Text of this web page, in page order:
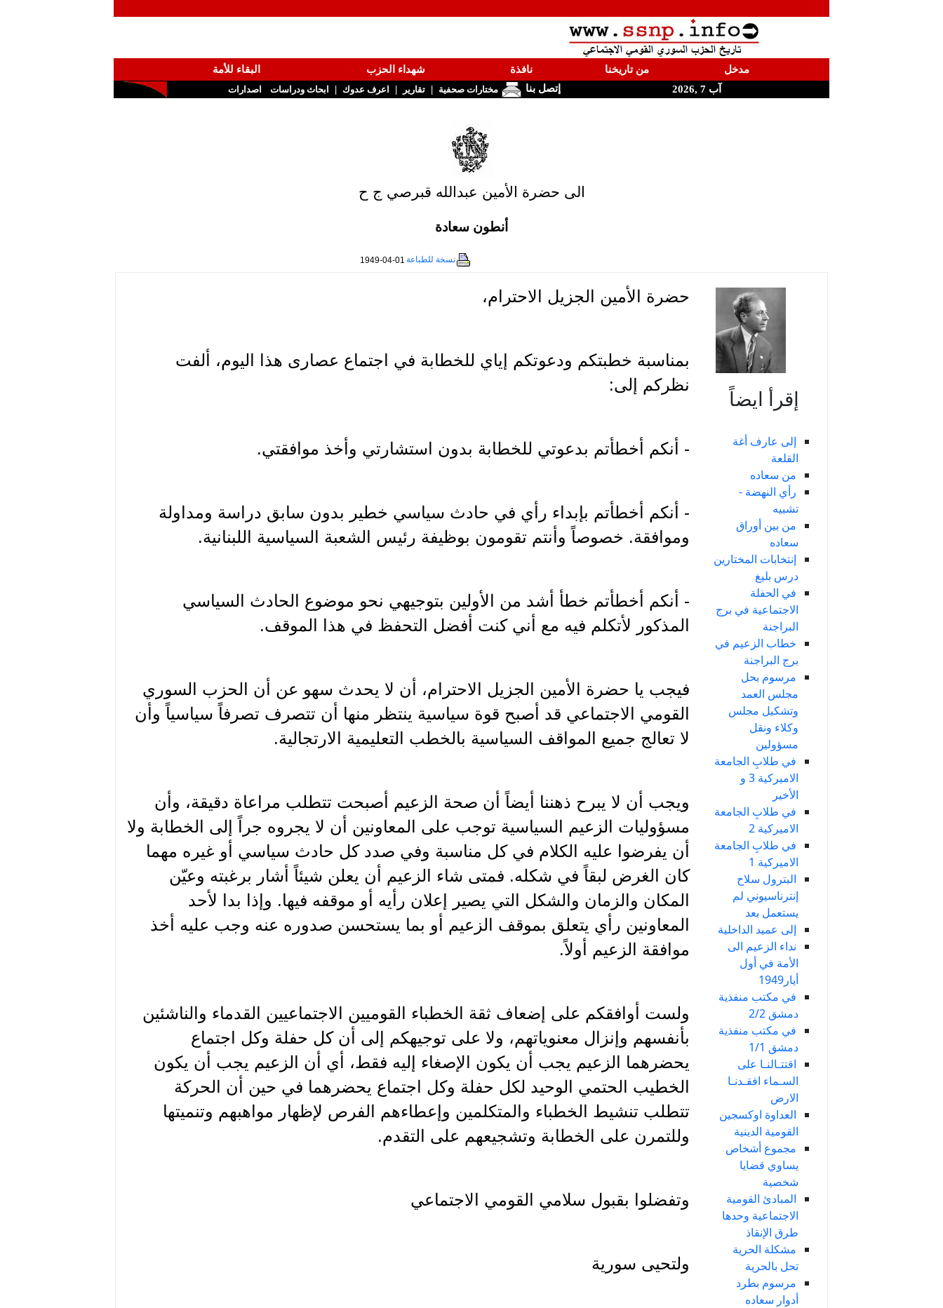
مدخل من تاريخنا نافذة شهداء الحزب
البقاء للأمة
آب 7 ,2026
إتصل بنا مختارات صحفية | تقارير | اعرف عدوك | ابحاث ودراسات اصدارات
الى حضرة الأمين عبدالله قبرصي ج ح
أنطون سعادة
نسخة للطباعة 1949-04-01
إقرأ ايضاً
إلى عارف أغة
القلعة
من سعاده
رأي النهضة -
تشبيه
من بين أوراق
سعاده
إنتخابات المختارين
درس بليغ
في الحفلة
الاجتماعية في برج
البراجنة
خطاب الزعيم في
برج البراجنة
مرسوم بحل
مجلس العمد
وتشكيل مجلس
وكلاء ونقل
مسؤولين
في طلابِ الجامعة
الاميركية 3 و
الأخير
في طلابِ الجامعة
الاميركية 2
في طلابِ الجامعة
الاميركية 1
البترول سلاح
إنترناسيوني لم
يستعمل بعد
إلى عميد الداخلية
نداء الزعيم الى
الأمة في أول
أيار1949
في مكتب منفذية
دمشق 2/2
في مكتب منفذية
دمشق 1/1
اقتتـالنـا على
السـماء افقـدنـا
الارض
العداوة اوكسجين
القومية الدينية
مجموع أشخاص
يساوي قضايا
شخصية
المبادئ القومية
الاجتماعية وحدها
طرق الإنقاذ
مشكلة الحرية
تحل بالحرية
مرسوم بطرد
أدوار سعاده
حضرة الأمين الجزيل الاحترام،
بمناسبة خطبتكم ودعوتكم إياي للخطابة في اجتماع عصارى هذا اليوم، ألفت
نظركم إلى:
- أنكم أخطأتم بدعوتي للخطابة بدون استشارتي وأخذ موافقتي.
- أنكم أخطأتم بإبداء رأي في حادث سياسي خطير بدون سابق دراسة ومداولة
وموافقة. خصوصاً وأنتم تقومون بوظيفة رئيس الشعبة السياسية اللبنانية.
- أنكم أخطأتم خطأ أشد من الأولين بتوجيهي نحو موضوع الحادث السياسي
المذكور لأتكلم فيه مع أني كنت أفضل التحفظ في هذا الموقف.
فيجب يا حضرة الأمين الجزيل الاحترام، أن لا يحدث سهو عن أن الحزب السوري
القومي الاجتماعي قد أصبح قوة سياسية ينتظر منها أن تتصرف تصرفاً سياسياً وأن
لا تعالج جميع المواقف السياسية بالخطب التعليمية الارتجالية.
ويجب أن لا يبرح ذهننا أيضاً أن صحة الزعيم أصبحت تتطلب مراعاة دقيقة، وأن
مسؤوليات الزعيم السياسية توجب على المعاونين أن لا يجروه جراً إلى الخطابة ولا
أن يفرضوا عليه الكلام في كل مناسبة وفي صدد كل حادث سياسي أو غيره مهما
كان الغرض لبقاً في شكله. فمتى شاء الزعيم أن يعلن شيئاً أشار برغبته وعيّن
المكان والزمان والشكل التي يصير إعلان رأيه أو موقفه فيها. وإذا بدا لأحد
المعاونين رأي يتعلق بموقف الزعيم أو بما يستحسن صدوره عنه وجب عليه أخذ
موافقة الزعيم أولاً.
ولست أوافقكم على إضعاف ثقة الخطباء القوميين الاجتماعيين القدماء والناشئين
بأنفسهم وإنزال معنوياتهم، ولا على توجيهكم إلى أن كل حفلة وكل اجتماع
يحضرهما الزعيم يجب أن يكون الإصغاء إليه فقط، أي أن الزعيم يجب أن يكون
الخطيب الحتمي الوحيد لكل حفلة وكل اجتماع يحضرهما في حين أن الحركة
تتطلب تنشيط الخطباء والمتكلمين وإعطاءهم الفرص لإظهار مواهبهم وتنميتها
وللتمرن على الخطابة وتشجيعهم على التقدم.
وتفضلوا بقبول سلامي القومي الاجتماعي
ولتحيى سورية